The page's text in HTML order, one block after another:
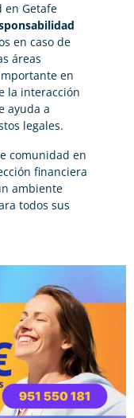
en Getafe
en caso de
áreas
en
la interacción
ayuda a
legales.
comunidad en
financiera
ambiente
todos sus